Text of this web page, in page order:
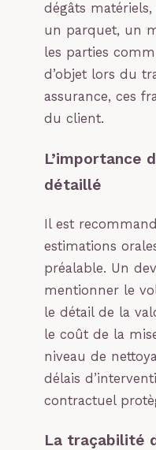
dégâts
un parquet, un
les parties
d’objet lors du
assurance, ces
du client.
L’importance
détaillé
Il est
estimations
préalable. Un
mentionner le
le détail de la
le coût de la
niveau de
délais
contractuel
La traçabilité